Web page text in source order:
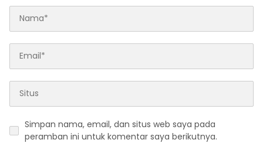
Simpan nama, email, dan situs web saya pada
peramban ini untuk komentar saya berikutnya.